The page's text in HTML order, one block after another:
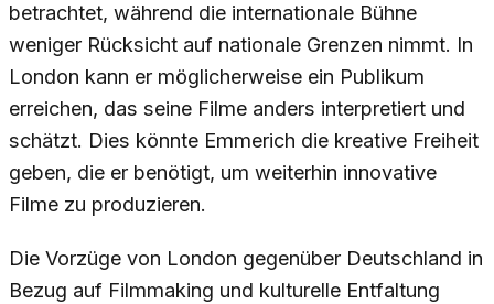
betrachtet, während die internationale Bühne
weniger Rücksicht auf nationale Grenzen nimmt. In
London kann er möglicherweise ein Publikum
erreichen, das seine Filme anders interpretiert und
schätzt. Dies könnte Emmerich die kreative Freiheit
geben, die er benötigt, um weiterhin innovative
Filme zu produzieren.
Die Vorzüge von London gegenüber Deutschland in
Bezug auf Filmmaking und kulturelle Entfaltung